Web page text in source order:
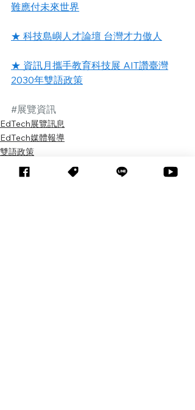
難應付未來世界
★ 科技島嶼人才論壇 台灣才力傲人
★ 資訊月攜手教育科技展 AIT讚臺灣
2030年雙語政策
#展覽資訊
EdTech展覽訊息
EdTech媒體報導
雙語政策